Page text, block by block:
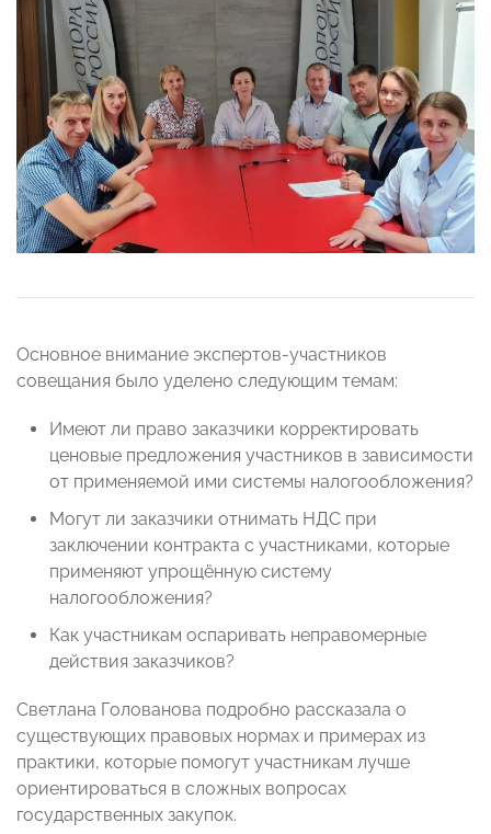
Основное внимание экспертов-участников
совещания было уделено следующим темам:
Имеют ли право заказчики корректировать
ценовые предложения участников в зависимости
от применяемой ими системы налогообложения?
Могут ли заказчики отнимать НДС при
заключении контракта с участниками, которые
применяют упрощённую систему
налогообложения?
Как участникам оспаривать неправомерные
действия заказчиков?
Светлана Голованова подробно рассказала о
существующих правовых нормах и примерах из
практики, которые помогут участникам лучше
ориентироваться в сложных вопросах
государственных закупок.